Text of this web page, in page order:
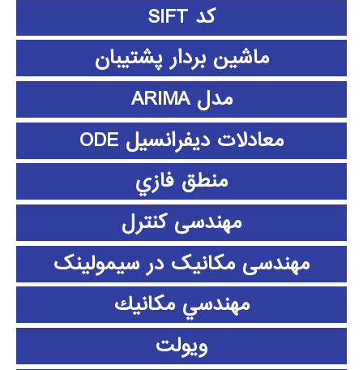
کد SIFT
ماشین بردار پشتیبان
مدل ARIMA
معادلات دیفرانسیل ODE
منطق فازي
مهندسی کنترل
مهندسی مکانیک در سیمولینک
مهندسي مكانيك
ویولت